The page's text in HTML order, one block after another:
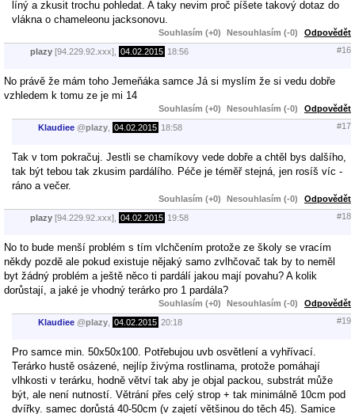
líný a zkusit trochu pohledat. A taky nevim proč píšete takový dotaz do
vlákna o chameleonu jacksonovu.
Souhlasím (+0) Nesouhlasím (-0) Odpovědět
plazy [94.229.92.xxx], 04.02.2015 18:56 #16
No právě že mám toho Jemeňáka samce Já si myslím že si vedu dobře
vzhledem k tomu ze je mi 14
Souhlasím (+0) Nesouhlasím (-0) Odpovědět
Klaudiee @plazy 04.02.2015 18:58 #17
Tak v tom pokračuj. Jestli se chamíkovy vede dobře a chtěl bys dalšího,
tak být tebou tak zkusim pardálího. Péče je téměř stejná, jen rosíš víc -
ráno a večer.
Souhlasím (+0) Nesouhlasím (-0) Odpovědět
plazy [94.229.92.xxx], 04.02.2015 19:58 #18
No to bude menší problém s tím vlchčením protože ze školy se vracím
někdy pozdě ale pokud existuje nějaký samo zvlhčovač tak by to neměl
byt žádný problém a ještě něco ti pardálí jakou mají povahu? A kolik
dorůstají, a jaké je vhodný terárko pro 1 pardála?
Souhlasím (+0) Nesouhlasím (-0) Odpovědět
Klaudiee @plazy 04.02.2015 20:18 #19
Pro samce min. 50x50x100. Potřebujou uvb osvětlení a vyhřívací.
Terárko hustě osázené, nejlíp živýma rostlinama, protože pomáhají
vlhkosti v terárku, hodně větví tak aby je objal packou, substrát může
být, ale není nutností. Větrání přes celý strop + tak minimálně 10cm pod
dvířky. samec dorůstá 40-50cm (v zajetí většinou do těch 45). Samice